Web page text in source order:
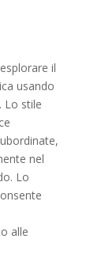
il
usando
Lo stile
nel
Lo
alle